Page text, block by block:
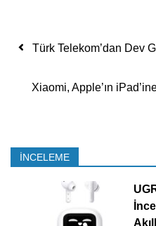
Yazı
Türk Telekom’dan Dev
Xiaomi, Apple’ın
İNCELEME